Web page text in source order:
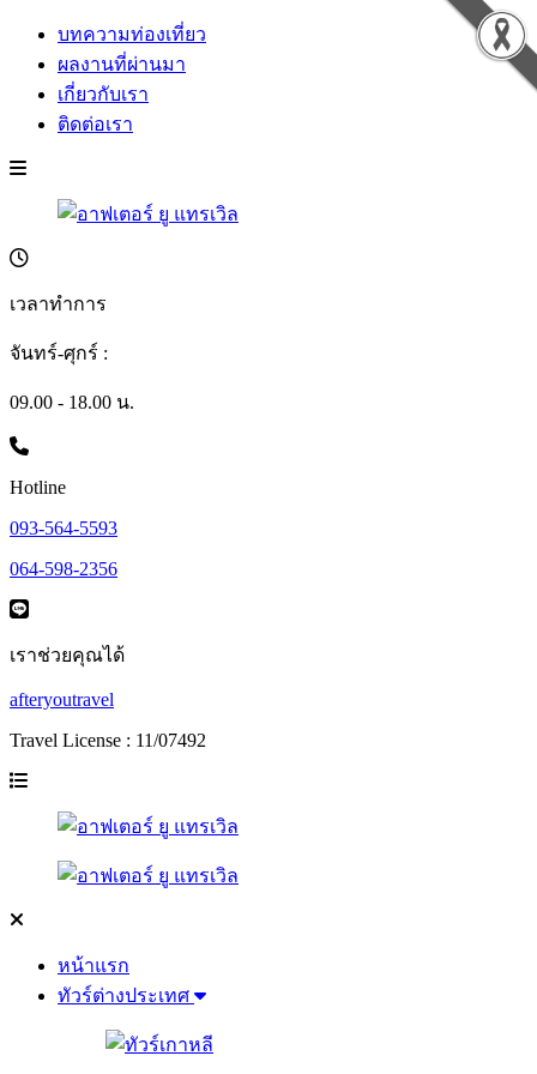
บทความท่องเที่ยว
ผลงานที่ผ่านมา
เกี่ยวกับเรา
ติดต่อเรา
เวลาทำการ
จันทร์-ศุกร์ :
09.00 - 18.00 น.
Hotline
093-564-5593
064-598-2356
เราช่วยคุณได้
afteryoutravel
Travel License : 11/07492
หน้าแรก
ทัวร์ต่างประเทศ